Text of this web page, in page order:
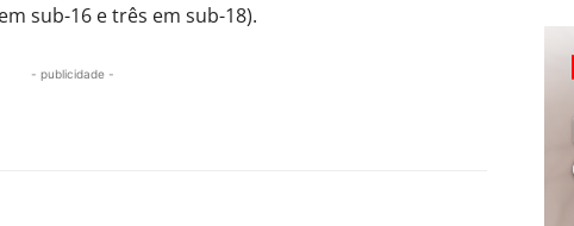
sub-16 e três em sub-18).
- publicidade -